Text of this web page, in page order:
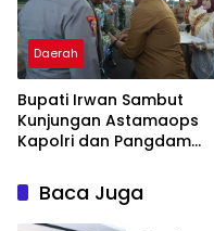
Daerah
Bupati Irwan Sambut
Kunjungan Astamaops
Kapolri dan Pangdam
TimurBaca Juga